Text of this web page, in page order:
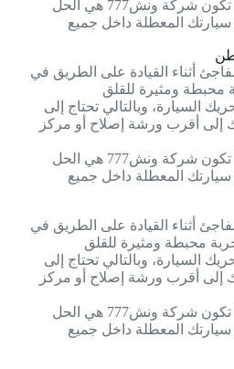
في هذه الحالات، يمكن أن تكون شركة ونش777 هي الحل
المعطلة داخل جميع
أثناء القيادة على الطريق في
محبطة ومثيرة للقلق
السيارة، وبالتالي تحتاج إلى
أقرب ورشة إصلاح أو مركز
في هذه الحالات، يمكن أن تكون شركة ونش777 هي الحل
المعطلة داخل جميع
أثناء القيادة على الطريق في
محبطة ومثيرة للقلق
السيارة، وبالتالي تحتاج إلى
أقرب ورشة إصلاح أو مركز
في هذه الحالات، يمكن أن تكون شركة ونش777 هي الحل
المعطلة داخل جميع